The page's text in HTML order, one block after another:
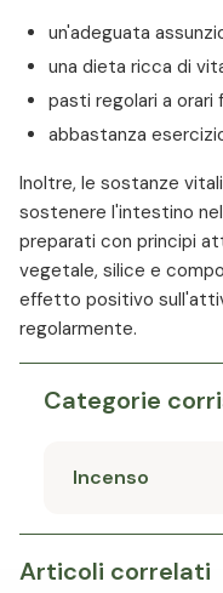
un'adeguata
una dieta ricca di
pasti regolari a orari
abbastanza
Inoltre, le sostanze
sostenere l'intestino
preparati con principi
vegetale, silice e
effetto positivo
regolarmente.
Categorie
Incenso
Articoli correlati